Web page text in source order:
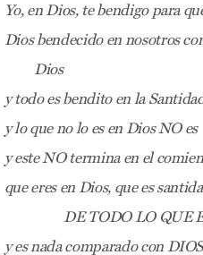
Yo, en Dios, te bendigo para
Dios bendecido en nosotros
Dios
y todo es bendito en la
y lo que no lo es en Dios NO es
y este NO termina en el
que eres en Dios, que es
DE TODO LO QUE
y es nada comparado con